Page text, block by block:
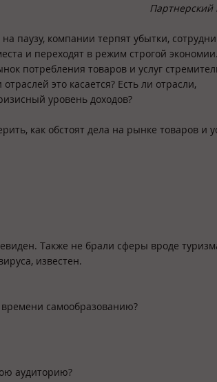
Партнерский
паузу, компании терпят убытки,
и переходят в режим строгой
потребления товаров и услуг
это касается? Есть ли отрасли,
уровень доходов?
как обстоят дела на рынке товаров и
Также не брали сферы вроде
известен.
самообразованию?
аудиторию?